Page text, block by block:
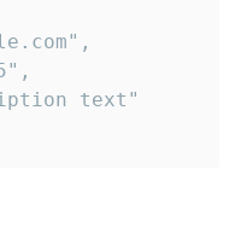
text"